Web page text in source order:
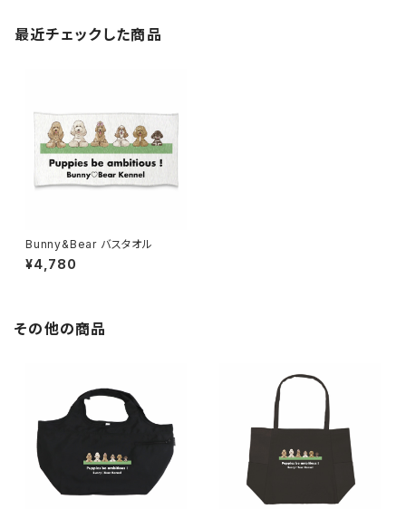
最近チェックした商品
Bunny&Bear バスタオル
¥4,780
その他の商品